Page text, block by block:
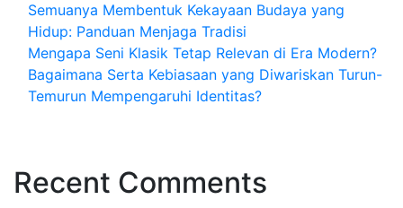
Semuanya Membentuk Kekayaan Budaya yang
Hidup: Panduan Menjaga Tradisi
Mengapa Seni Klasik Tetap Relevan di Era Modern?
Bagaimana Serta Kebiasaan yang Diwariskan Turun-
Temurun Mempengaruhi Identitas?
Recent Comments